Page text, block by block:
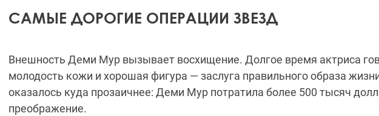
САМЫЕ ДОРОГИЕ ОПЕРАЦИИ ЗВЕЗД
Внешность Деми Мур вызывает восхищение. Долгое время актриса
молодость кожи и хорошая фигура — заслуга правильного образа
оказалось куда прозаичнее: Деми Мур потратила более 500 тысяч
преображение.